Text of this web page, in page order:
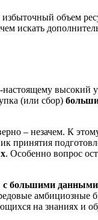
объем
искать
высокий
(или сбор)
– незачем. К
принятия
. Особенно вопрос
с большими данными
амбициозные
на знаниях и